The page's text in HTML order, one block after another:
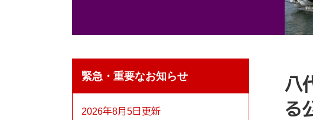
八
る
緊急・重要なお知らせ
2026年8月5日更新